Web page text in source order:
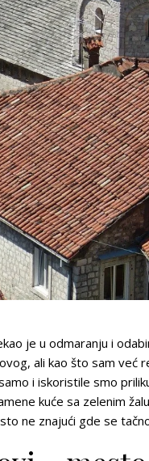
je u odmaranju i
ali kao što sam već
i iskoristile smo
kuće sa zelenim
ne znajući gde se